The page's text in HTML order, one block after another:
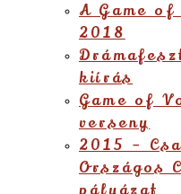
A Game
2018
kiírás
Game of
verseny
2015 –
Országos